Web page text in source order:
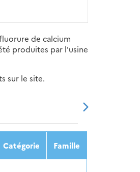
de calcium
produites par l'usine
sur le site.
2023
Catégorie Famille